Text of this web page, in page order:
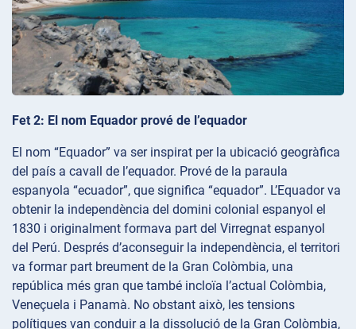
Fet 2: El nom Equador prové de l’equador
El nom “Equador” va ser inspirat per la ubicació geogràfica
del país a cavall de l’equador. Prové de la paraula
espanyola “ecuador”, que significa “equador”. L’Equador va
obtenir la independència del domini colonial espanyol el
1830 i originalment formava part del Virregnat espanyol
del Perú. Després d’aconseguir la independència, el territori
va formar part breument de la Gran Colòmbia, una
república més gran que també incloïa l’actual Colòmbia,
Veneçuela i Panamà. No obstant això, les tensions
polítiques van conduir a la dissolució de la Gran Colòmbia,